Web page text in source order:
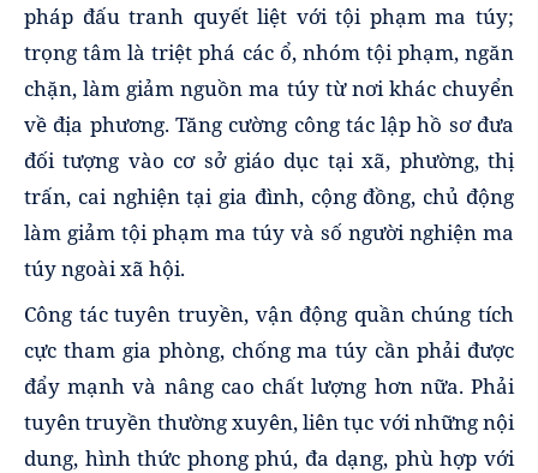
pháp đấu tranh quyết liệt với tội phạm ma túy;
trọng tâm là triệt phá các ổ, nhóm tội phạm, ngăn
chặn, làm giảm nguồn ma túy từ nơi khác chuyển
về địa phương. Tăng cường công tác lập hồ sơ đưa
đối tượng vào cơ sở giáo dục tại xã, phường, thị
trấn, cai nghiện tại gia đình, cộng đồng, chủ động
làm giảm tội phạm ma túy và số người nghiện ma
túy ngoài xã hội.
Công tác tuyên truyền, vận động quần chúng tích
cực tham gia phòng, chống ma túy cần phải được
đẩy mạnh và nâng cao chất lượng hơn nữa. Phải
tuyên truyền thường xuyên, liên tục với những nội
dung, hình thức phong phú, đa dạng, phù hợp với